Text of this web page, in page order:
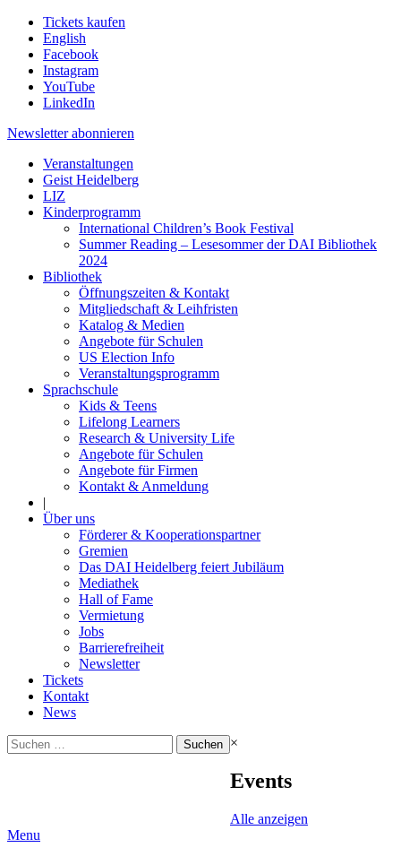
Tickets kaufen
English
Facebook
Instagram
YouTube
LinkedIn
Newsletter abonnieren
Veranstaltungen
Geist Heidelberg
LIZ
Kinderprogramm
International Children’s Book Festival
Summer Reading – Lesesommer der DAI Bibliothek
2024
Bibliothek
Öffnungszeiten & Kontakt
Mitgliedschaft & Leihfristen
Katalog & Medien
Angebote für Schulen
US Election Info
Veranstaltungsprogramm
Sprachschule
Kids & Teens
Lifelong Learners
Research & University Life
Angebote für Schulen
Angebote für Firmen
Kontakt & Anmeldung
|
Über uns
Förderer & Kooperationspartner
Gremien
Das DAI Heidelberg feiert Jubiläum
Mediathek
Hall of Fame
Vermietung
Jobs
Barrierefreiheit
Newsletter
Tickets
Kontakt
News
Suchen
nach:
×
Events
Alle anzeigen
Menu